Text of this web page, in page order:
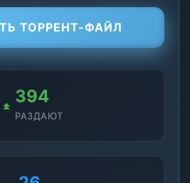
ТОРРЕНТ-ФАЙЛ
394
РАЗДАЮТ